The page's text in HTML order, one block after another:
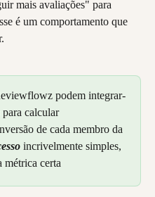
mais avaliações" para
é um comportamento que
podem integrar-
para calcular
de cada membro da
incrivelmente simples,
métrica certa